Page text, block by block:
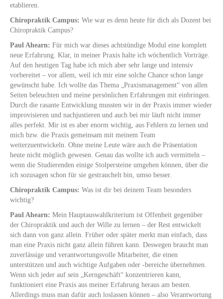
etablieren.
Chiropraktik Campus: Wie war es denn heute für dich als Dozent bei
Chiropraktik Campus?
Paul Ahearn: Für mich war dieses achtstündige Modul eine komplett
neue Erfahrung. Klar, in meiner Praxis halte ich wöchentlich Vorträge.
Auf den heutigen Tag habe ich mich aber sehr lange und intensiv
vorbereitet – vor allem, weil ich mir eine solche Chance schon lange
gewünscht habe. Ich wollte das Thema „Praxismanagement“ von allen
Seiten beleuchten und meine persönlichen Erfahrungen mit einbringen.
Durch die rasante Entwicklung mussten wir in der Praxis immer wieder
improvisieren und nachjustieren und auch bei mir läuft nicht immer
alles perfekt. Mir ist es aber enorm wichtig, aus Fehlern zu lernen und
mich bzw. die Praxis gemeinsam mit meinem Team
weiterzuentwickeln. Ohne meine Leute wäre auch die Präsentation
heute nicht möglich gewesen. Genau das wollte ich auch vermitteln –
wenn die Studierenden einige Stolpersteine umgehen können, über die
ich sozusagen schon für sie gestrauchelt bin, umso besser.
Chiropraktik Campus: Was ist dir bei deinem Team besonders
wichtig?
Paul Ahearn: Mein Hauptauswahlkriterium ist Offenheit gegenüber
der Chiropraktik und auch der Wille zu lernen – der Rest entwickelt
sich dann von ganz allein. Früher oder später merkt man einfach, dass
man eine Praxis nicht ganz allein führen kann. Deswegen braucht man
zuverlässige und verantwortungsvolle Mitarbeiter, die einen
unterstützen und auch wichtige Aufgaben oder -bereiche übernehmen.
Wenn sich jeder auf sein „Kerngeschäft“ konzentrieren kann,
funktioniert eine Praxis aus meiner Erfahrung heraus am besten.
Allerdings muss man dafür auch loslassen können – also Verantwortung